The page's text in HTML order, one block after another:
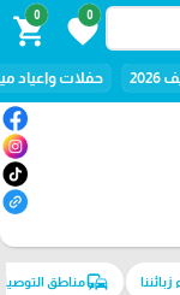
0
favorite
0
shopping_cart
حفلات واعياد
زبائننا commuteمناطق